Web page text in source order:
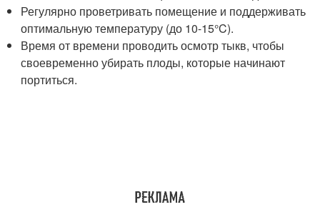
Регулярно проветривать помещение и поддерживать
оптимальную температуру (до 10-15°C).
Время от времени проводить осмотр тыкв, чтобы
своевременно убирать плоды, которые начинают
портиться.